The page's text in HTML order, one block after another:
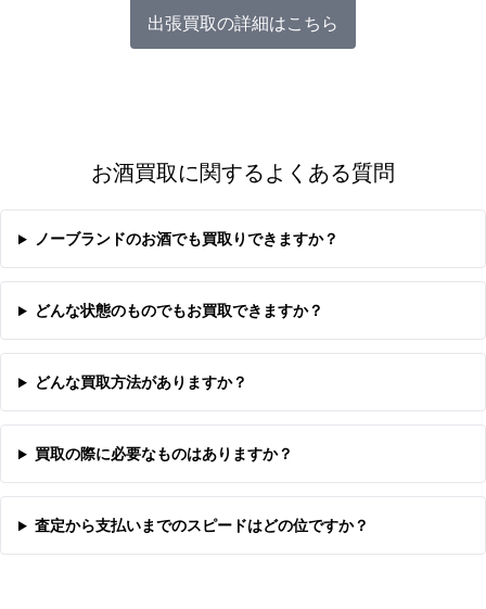
出張買取の詳細はこちら
お酒買取に関するよくある質問
ノーブランドのお酒でも買取りできますか？
どんな状態のものでもお買取できますか？
どんな買取方法がありますか？
買取の際に必要なものはありますか？
査定から支払いまでのスピードはどの位ですか？